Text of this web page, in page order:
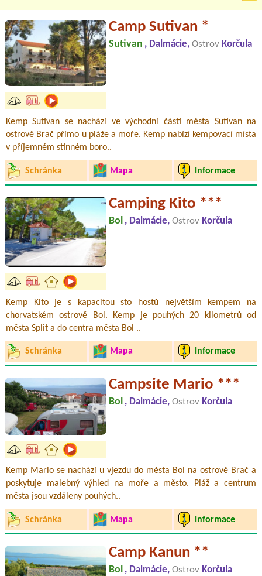
Camp Sutivan *
Sutivan , Dalmácie, Ostrov Korčula
Kemp Sutivan se nachází ve východní části města Sutivan na
ostrově Brač přímo u pláže a moře. Kemp nabízí kempovací místa
v příjemném stinném boro..
Schránka Mapa Informace
Camping Kito ***
Bol , Dalmácie, Ostrov Korčula
Kemp Kito je s kapacitou sto hostů největším kempem na
chorvatském ostrově Bol. Kemp je pouhých 20 kilometrů od
města Split a do centra města Bol ..
Schránka Mapa Informace
Campsite Mario ***
Bol , Dalmácie, Ostrov Korčula
Kemp Mario se nachází u vjezdu do města Bol na ostrově Brač a
poskytuje malebný výhled na moře a město. Pláž a centrum
města jsou vzdáleny pouhých..
Schránka Mapa Informace
Camp Kanun **
Bol , Dalmácie, Ostrov Korčula